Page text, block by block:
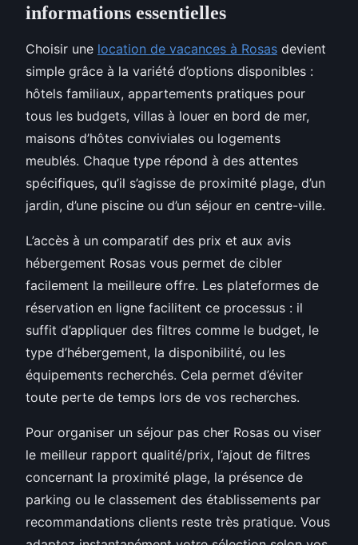
informations essentielles
Choisir une location de vacances à Rosas devient
simple grâce à la variété d’options disponibles :
hôtels familiaux, appartements pratiques pour
tous les budgets, villas à louer en bord de mer,
maisons d’hôtes conviviales ou logements
meublés. Chaque type répond à des attentes
spécifiques, qu’il s’agisse de proximité plage, d’un
jardin, d’une piscine ou d’un séjour en centre-ville.
L’accès à un comparatif des prix et aux avis
hébergement Rosas vous permet de cibler
facilement la meilleure offre. Les plateformes de
réservation en ligne facilitent ce processus : il
suffit d’appliquer des filtres comme le budget, le
type d’hébergement, la disponibilité, ou les
équipements recherchés. Cela permet d’éviter
toute perte de temps lors de vos recherches.
Pour organiser un séjour pas cher Rosas ou viser
le meilleur rapport qualité/prix, l’ajout de filtres
concernant la proximité plage, la présence de
parking ou le classement des établissements par
recommandations clients reste très pratique. Vous